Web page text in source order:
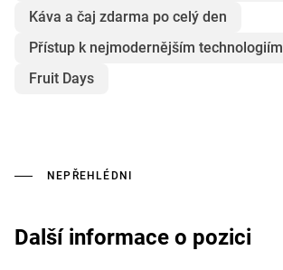
Káva a čaj zdarma po celý den
Přístup k nejmodernějším technologiím
Fruit Days
NEPŘEHLÉDNI
Další informace o pozici